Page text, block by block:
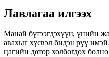
Лавлагаа илгээх
Манай бүтээгдэхүүн, үнийн
авахыг хүсвэл бидэн рүү
цагийн дотор холбогдох болно.